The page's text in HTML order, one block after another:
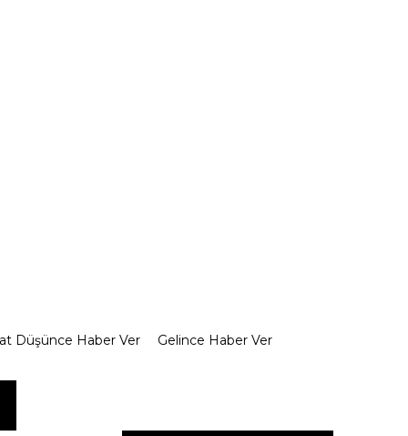
Düşünce Haber Ver Gelince Haber Ver